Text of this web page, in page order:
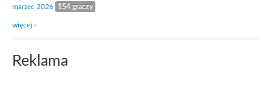
marzec 2026
154 graczy
więcej ›
Reklama